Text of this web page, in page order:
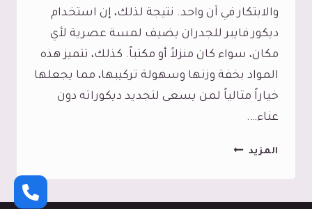
والابتكار في آن واحد. نتيجة لذلك، إن استخدام
ديكور فايبر للجدران يضيف لمسة عصرية لأي
مكان، سواء كان منزلاً أو مكتباً. كذلك، تتميز هذه
المواد بخفة وزنها وسهولة تركيبها، مما يجعلها
خياراً مثالياً لمن يسعى لتجديد ديكوراته دون
عناء….
المزيدديكورات